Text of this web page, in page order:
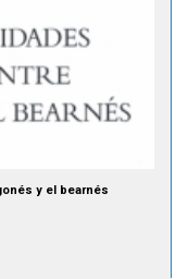
y el bearnés